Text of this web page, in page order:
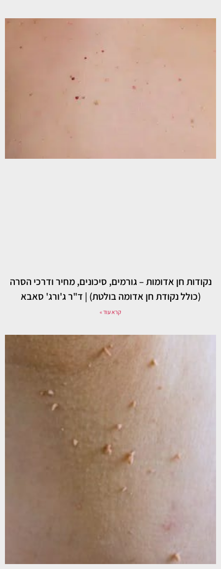
נקודות חן אדומות – גורמים, סיכונים, מחיר ודרכי הסרה
(כולל נקודת חן אדומה בולטת) | ד"ר ג'ורג' סאבא
קרא עוד »